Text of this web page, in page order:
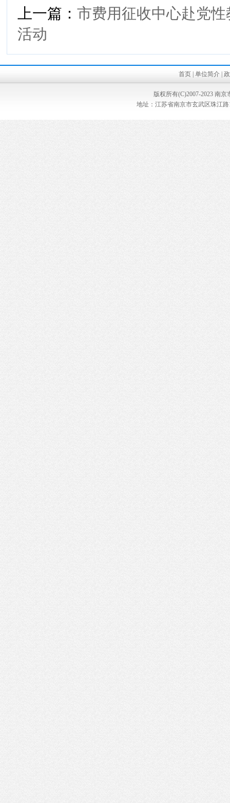
上一篇： 市费用征收中心赴党
活动
首页 单位简介
版权所有(C)2007-2023 南
地址：江苏省南京市玄武区珠江